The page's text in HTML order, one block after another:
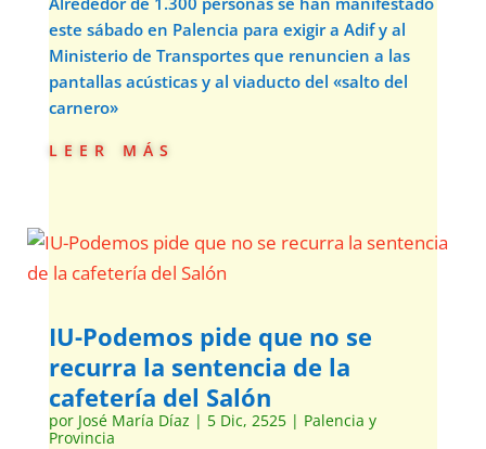
este sábado en Palencia para exigir a Adif y al
Ministerio de Transportes que renuncien a las
pantallas acústicas y al viaducto del «salto del
carnero»
leer más
IU-Podemos pide que no se
recurra la sentencia de la
cafetería del Salón
por José María Díaz | 5 Dic, 2525| Palencia y
Provincia